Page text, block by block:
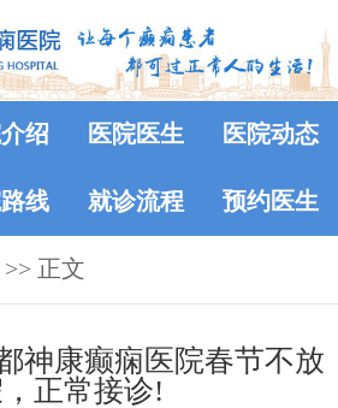
绍 医院医生 医院动态
线 就诊流程 预约医生
>> 正文
神康癫痫医院春节不放
正常接诊!